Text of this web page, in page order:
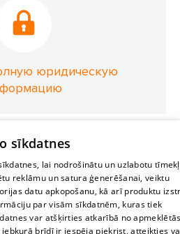
юридическую
sīkdatnes
lai nodrošinātu un uzlabotu
reklāmu un satura ģenerēšanai, veiktu
datu apkopošanu, kā arī produktu
par visām sīkdatnēm, kuras tiek
var atšķirties atkarībā no
brīdī ir iespēja piekrist, atteikties